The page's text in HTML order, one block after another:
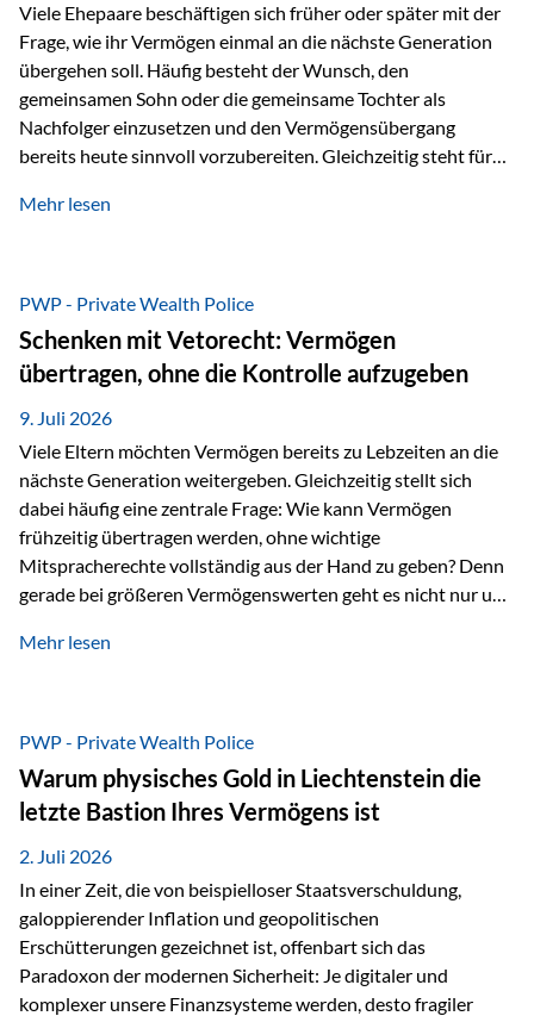
Viele Ehepaare beschäftigen sich früher oder später mit der
Frage, wie ihr Vermögen einmal an die nächste Generation
übergehen soll. Häufig besteht der Wunsch, den
gemeinsamen Sohn oder die gemeinsame Tochter als
Nachfolger einzusetzen und den Vermögensübergang
bereits heute sinnvoll vorzubereiten. Gleichzeitig steht für
passiert, wenn einer der beiden verstirbt? Der überlebende
Vermögen verfügen können. Genau für diese
Ausgangssituation bietet die Private Wealth Police der
Vienna-Life eine durchdachte Gestaltungsmöglichkeit. Die
Ausgangssituation Stellen Sie sich folgendes Beispiel vor:
Ein…
Mehr lesen
PWP - Private Wealth Police
Schenken mit Vetorecht: Vermögen
übertragen, ohne die Kontrolle aufzugeben
9. Juli 2026
Viele Eltern möchten Vermögen bereits zu Lebzeiten an die
nächste Generation weitergeben. Gleichzeitig stellt sich
dabei häufig eine zentrale Frage: Wie kann Vermögen
frühzeitig übertragen werden, ohne wichtige
Mitspracherechte vollständig aus der Hand zu geben? Denn
gerade bei größeren Vermögenswerten geht es nicht nur um
sicherzustellen, dass das Vermögen langfristig erhalten
folgende Situation vor: Ein Vater schenkt seiner Tochter
einen Teil seines Vermögens. Einige Jahre später möchte die
Tochter das Geld kurzfristig verwenden, um…
Mehr lesen
PWP - Private Wealth Police
Warum physisches Gold in Liechtenstein die
letzte Bastion Ihres Vermögens ist
2. Juli 2026
In einer Zeit, die von beispielloser Staatsverschuldung,
galoppierender Inflation und geopolitischen
Erschütterungen gezeichnet ist, offenbart sich das
Paradoxon der modernen Sicherheit: Je digitaler und
komplexer unsere Finanzsysteme werden, desto fragiler